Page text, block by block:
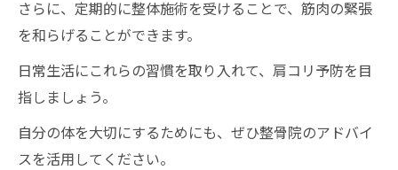
さらに、定期的に整体施術を受けることで、筋肉の緊張
を和らげることができます。
日常生活にこれらの習慣を取り入れて、肩コリ予防を目
指しましょう。
自分の体を大切にするためにも、ぜひ整骨院のアドバイ
スを活用してください。